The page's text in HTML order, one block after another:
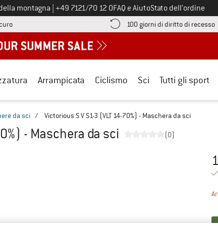
montagna Chiamaci al numero
+49 7121/70 12 0FAQ e AiutoStato dell’ordine
Qui trovi le informazioni di pagamento! Si apre in una casella
100 giorni di diritto di recesso
Arrampicata Ciclismo Sci Tutti gli sport
da sci / Victorious S V S1-3 (VLT 14-70%) - Maschera da sci
- Maschera da sci (0)